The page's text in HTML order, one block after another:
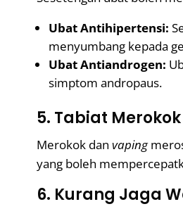
Ubat Antihipertensi:
menyumbang kepada
Ubat Antiandrogen:
simptom andropaus.
5. Tabiat
Merokok dan vaping
yang boleh
6. Kurang Jaga